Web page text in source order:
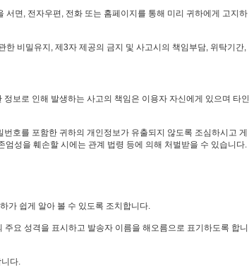
면, 전자우편, 전화 또는 홈페이지를 통해 미리 귀하에게 고지하
비밀유지, 제3자 제공의 금지 및 사고시의 책임부담, 위탁기간,
보로 인해 발생하는 사고의 책임은 이용자 자신에게 있으며 타인
호를 포함한 귀하의 개인정보가 유출되지 않도록 조심하시고 게
성을 훼손할 시에는 관계 법령 등에 의해 처벌받을 수 있습니다.
가 쉽게 알아 볼 수 있도록 조치합니다.
요 성격을 표시하고 발송자 이름을 해오름으로 표기하도록 합니
다.